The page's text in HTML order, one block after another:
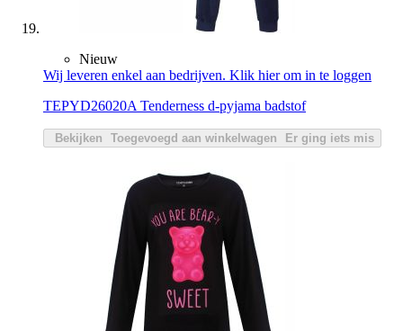
Nieuw
Wij leveren enkel aan bedrijven. Klik hier om in te loggen
TEPYD26020A Tenderness d-pyjama badstof
Bekijken Toegevoegd aan winkelwagen Er ging iets mis